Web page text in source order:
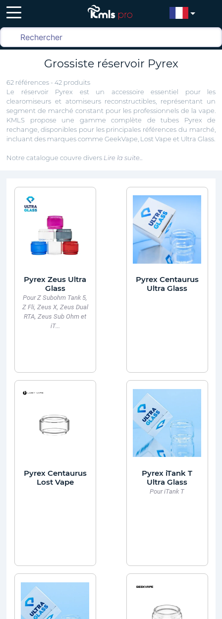
Grossiste réservoir Pyrex
62 références - 42 produits
Le réservoir Pyrex est un accessoire essentiel pour les
clearomiseurs et atomiseurs reconstructibles, représentant un
segment de marché constant pour les professionnels de la vape.
KMLS propose une gamme complète de tubes Pyrex de
rechange, disponibles pour les principales références du marché,
incluant des marques comme GeekVape, Lost Vape et Ultra Glass.
Notre catalogue couvre divers Lire la suite...
Pyrex Zeus Ultra
Glass
Pour Z Subohm Tank 5,
Z Fli, Zeus X, Zeus Dual
RTA, Zeus Sub Ohm et
iT...
Pyrex Centaurus
Ultra Glass
Pyrex Centaurus
Lost Vape
Pyrex iTank T
Ultra Glass
Pour iTank T